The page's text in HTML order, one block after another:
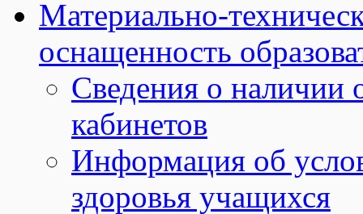
Материально-
оснащенность
Сведения о наличии
кабинетов
Информация об
здоровья учащихся